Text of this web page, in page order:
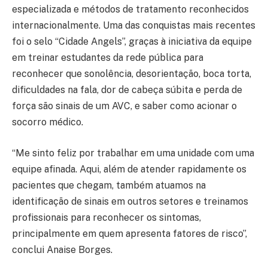
especializada e métodos de tratamento reconhecidos
internacionalmente. Uma das conquistas mais recentes
foi o selo “Cidade Angels”, graças à iniciativa da equipe
em treinar estudantes da rede pública para
reconhecer que sonolência, desorientação, boca torta,
dificuldades na fala, dor de cabeça súbita e perda de
força são sinais de um AVC, e saber como acionar o
socorro médico.
“Me sinto feliz por trabalhar em uma unidade com uma
equipe afinada. Aqui, além de atender rapidamente os
pacientes que chegam, também atuamos na
identificação de sinais em outros setores e treinamos
profissionais para reconhecer os sintomas,
principalmente em quem apresenta fatores de risco”,
conclui Anaise Borges.